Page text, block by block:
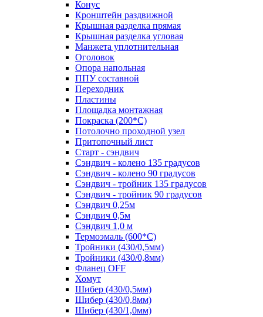
Конус
Кронштейн раздвижной
Крышная разделка прямая
Крышная разделка угловая
Манжета уплотнительная
Оголовок
Опора напольная
ППУ составной
Переходник
Пластины
Площадка монтажная
Покраска (200*С)
Потолочно проходной узел
Притопочный лист
Старт - сэндвич
Сэндвич - колено 135 градусов
Сэндвич - колено 90 градусов
Сэндвич - тройник 135 градусов
Сэндвич - тройник 90 градусов
Сэндвич 0,25м
Сэндвич 0,5м
Сэндвич 1,0 м
Термоэмаль (600*С)
Тройники (430/0,5мм)
Тройники (430/0,8мм)
Фланец OFF
Хомут
Шибер (430/0,5мм)
Шибер (430/0,8мм)
Шибер (430/1,0мм)